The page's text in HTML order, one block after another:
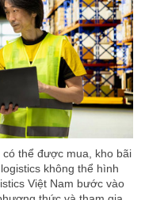
thể được mua, kho bãi
không thể hình
Việt Nam bước vào